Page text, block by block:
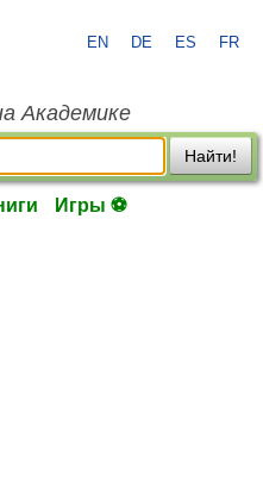
EN DE ES FR
Академике
Найти!
Игры ⚽